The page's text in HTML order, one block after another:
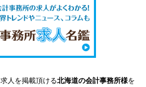
人を掲載頂ける北海道の会計事務所様を